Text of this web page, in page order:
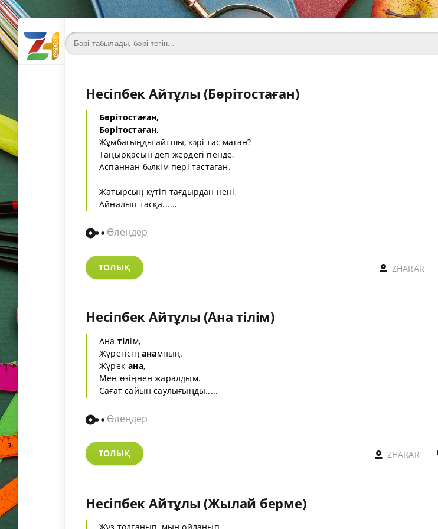
Несіпбек Айтұлы (Бөрітостаған)
Бөрітостаған,
Бөрітостаған,
Жұмбағыңды айтшы, кəрі тас маған?
Таңырқасын деп жердегі пенде,
Аспаннан бəлкім пері тастаған.
Жатырсың күтіп тағдырдан нені,
Айналып тасқа......
Өлеңдер
ТОЛЫҚ ZHARAR
Несіпбек Айтұлы (Ана тілім)
Ана тілім,
Жүрегісің анамның.
Жүрек-ана,
Мен өзіңнен жаралдым.
Сағат сайын саулығыңды.....
Өлеңдер
ТОЛЫҚ ZHARAR
Несіпбек Айтұлы (Жылай берме)